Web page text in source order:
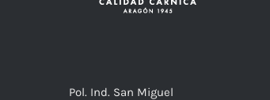
Pol. Ind. San Miguel